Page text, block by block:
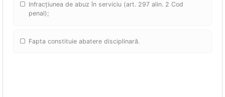
Infracțiunea de abuz în serviciu (art. 297 alin. 2 Cod
penal);
Fapta constituie abatere disciplinară.